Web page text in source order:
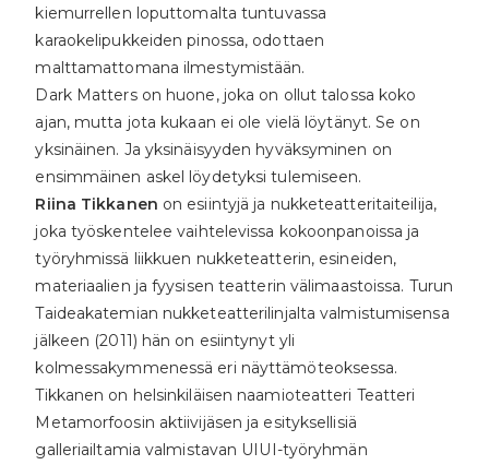
kiemurrellen loputtomalta tuntuvassa
karaokelipukkeiden pinossa, odottaen
malttamattomana ilmestymistään.
Dark Matters on huone, joka on ollut talossa koko
ajan, mutta jota kukaan ei ole vielä löytänyt. Se on
yksinäinen. Ja yksinäisyyden hyväksyminen on
ensimmäinen askel löydetyksi tulemiseen.
Riina Tikkanen on esiintyjä ja nukketeatteritaiteilija,
joka työskentelee vaihtelevissa kokoonpanoissa ja
työryhmissä liikkuen nukketeatterin, esineiden,
materiaalien ja fyysisen teatterin välimaastoissa. Turun
Taideakatemian nukketeatterilinjalta valmistumisensa
jälkeen (2011) hän on esiintynyt yli
kolmessakymmenessä eri näyttämöteoksessa.
Tikkanen on helsinkiläisen naamioteatteri Teatteri
Metamorfoosin aktiivijäsen ja esityksellisiä
galleriailtamia valmistavan UIUI-työryhmän